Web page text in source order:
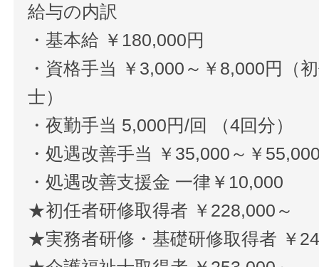
給与の内訳
・基本給 ￥180,000円
・資格手当 ￥3,000～￥8,000円（
士）
・夜勤手当 5,000円/回 （4回分）
・処遇改善手当 ￥35,000～￥
・処遇改善支援金 一律￥10,000
★初任者研修取得者 ￥228,000～
★実務者研修・基礎研修取得者 ￥